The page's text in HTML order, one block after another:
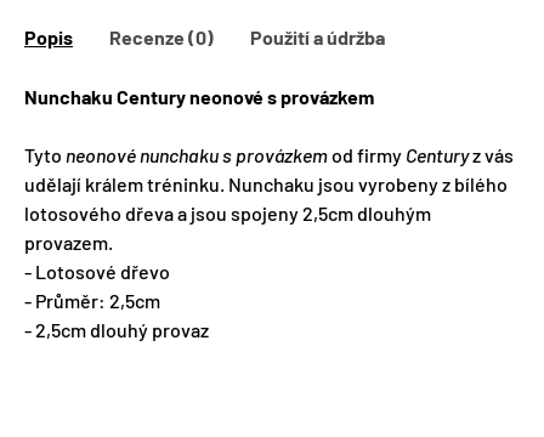
Popis Recenze (0) Použití a údržba
Nunchaku Century neonové s provázkem
Tyto neonové nunchaku s provázkemod firmy Centuryz vás
udělají králem tréninku. Nunchaku jsou vyrobeny z bílého
lotosového dřeva a jsou spojeny 2,5cm dlouhým
provazem.
- Lotosové dřevo
- Průměr: 2,5cm
- 2,5cm dlouhý provaz